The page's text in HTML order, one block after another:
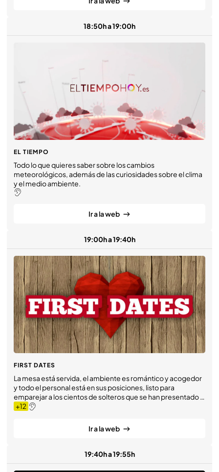
18:50h a 19:00h
EL TIEMPO
Todo lo que quieres saber sobre los cambios
meteorológicos, además de las curiosidades sobre el clima
y el medio ambiente.
Ir a la web
19:00h a 19:40h
FIRST DATES
La mesa está servida, el ambiente es romántico y acogedor
y todo el personal está en sus posiciones, listo para
emparejar a los cientos de solteros que se han presentado a
‘First dates’ en busca del amor.
Ir a la web
19:40h a 19:55h